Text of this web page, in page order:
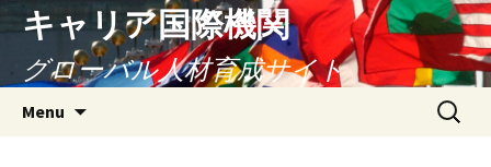
キャリア国際機関
グローバル人材育成サイト
Menu
Search
for: